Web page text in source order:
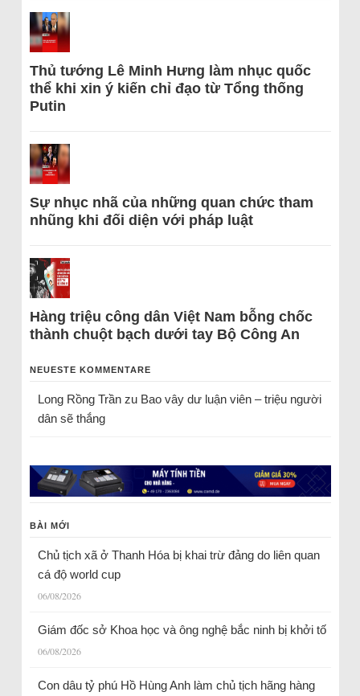
Thủ tướng Lê Minh Hưng làm nhục quốc
thể khi xin ý kiến chỉ đạo từ Tổng thống
Putin
Sự nhục nhã của những quan chức tham
nhũng khi đối diện với pháp luật
Hàng triệu công dân Việt Nam bỗng chốc
thành chuột bạch dưới tay Bộ Công An
NEUESTE KOMMENTARE
Long Rồng Trầnzu Bao vây dư luận viên – triệu người
dân sẽ thắng
BÀI MỚI
Chủ tịch xã ở Thanh Hóa bị khai trừ đảng do liên quan
cá độ world cup
06/08/2026
Giám đốc sở Khoa học và ông nghệ bắc ninh bị khởi tố
06/08/2026
Con dâu tỷ phú Hồ Hùng Anh làm chủ tịch hãng hàng